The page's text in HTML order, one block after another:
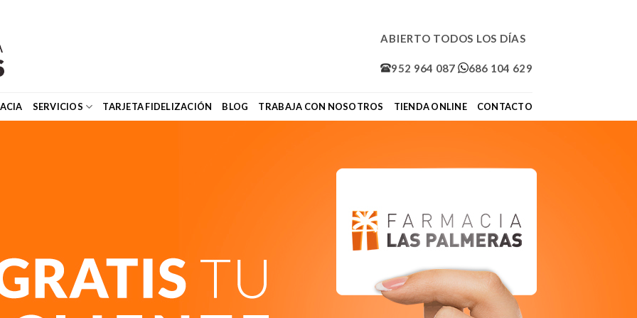
ABIERTO TODOS LOS DÍAS
952 964 087 686 104 629
SERVICIOS TARJETA FIDELIZACIÓN BLOG TRABAJA CON NOSOTROS TIENDA ONLINE CONTACTO